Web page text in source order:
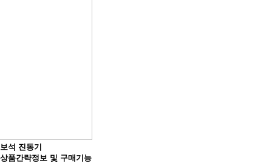
보석 진동기
상품간략정보 및 구매기능